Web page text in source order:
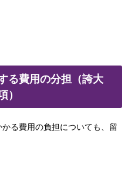
る費用の分担（誇大
）
る費用の負担についても、留